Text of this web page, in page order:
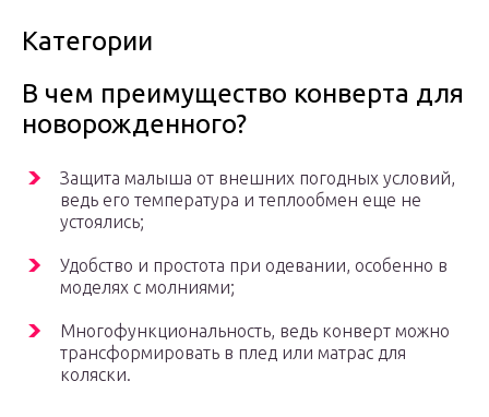
Категории
В чем преимущество конверта для
новорожденного?
Защита малыша от внешних погодных условий,
ведь его температура и теплообмен еще не
устоялись;
Удобство и простота при одевании, особенно в
моделях с молниями;
Многофункциональность, ведь конверт можно
трансформировать в плед или матрас для
коляски.